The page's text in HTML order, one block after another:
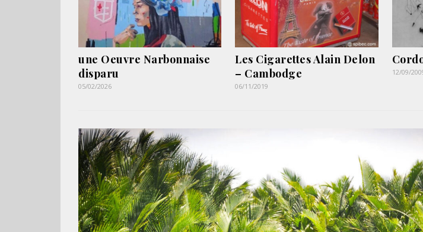
une Oeuvre Narbonnaise
disparu
05/02/2026
Les Cigarettes Alain Delon
– Cambodge
06/11/2019
12/09/